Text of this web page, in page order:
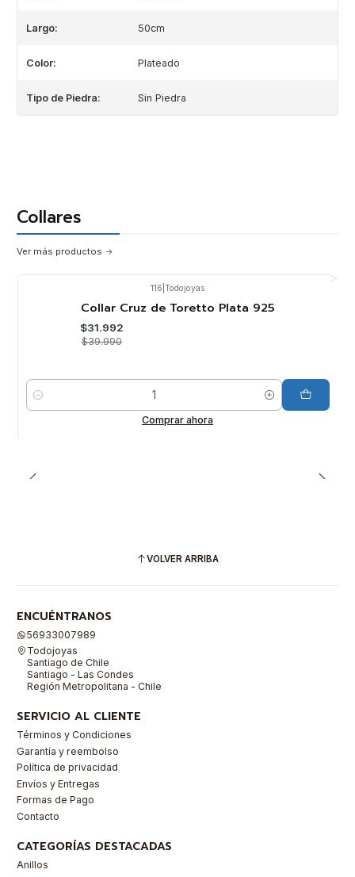
Largo: 50cm
Color: Plateado
Tipo de Piedra: Sin Piedra
Collares
Ver más productos
116 Todojoyas
Collar Cruz de Toretto Plata 925
$31.992
$39.990
Cantidad
Comprar ahora
VOLVER ARRIBA
ENCUÉNTRANOS
56933007989
Todojoyas
Santiago de Chile
Santiago - Las Condes
Región Metropolitana - Chile
SERVICIO AL CLIENTE
Términos y Condiciones
Garantía y reembolso
Política de privacidad
Envíos y Entregas
Formas de Pago
Contacto
CATEGORÍAS DESTACADAS
Anillos